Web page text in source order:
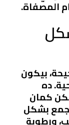
المصفاة.
بيكون
ده
كمان
بشكل
ورطوبة